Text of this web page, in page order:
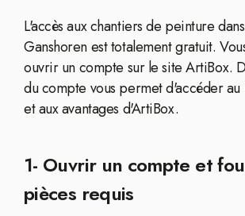
L'accès aux chantiers de peinture
Ganshoren est totalement gratuit.
ouvrir un compte sur le site ArtiBox.
du compte vous permet d'accéder
et aux avantages d'ArtiBox.
1- Ouvrir un compte et
pièces requis